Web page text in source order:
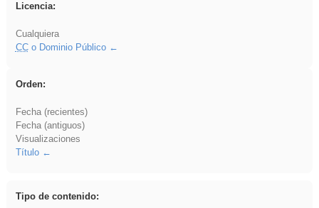
Licencia:
Cualquiera
CCo Dominio Público
Orden:
Fecha (recientes)
Fecha (antiguos)
Visualizaciones
Título
Tipo de contenido: